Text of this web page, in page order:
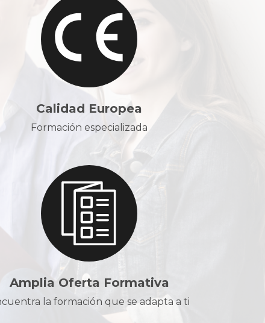
Calidad Europea
Formación especializada
Amplia Oferta Formativa
la formación que se adapta a ti